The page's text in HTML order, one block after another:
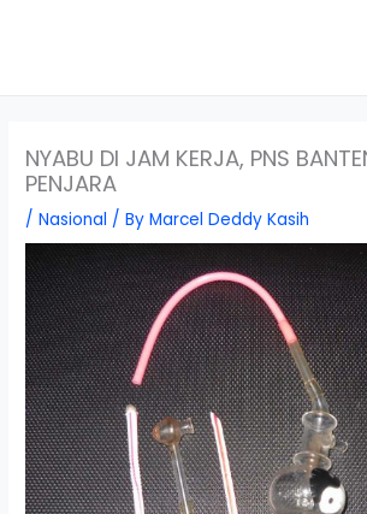
NYABU DI JAM KERJA, PNS
PENJARA
/Nasional / ByMarcel Deddy Kasih